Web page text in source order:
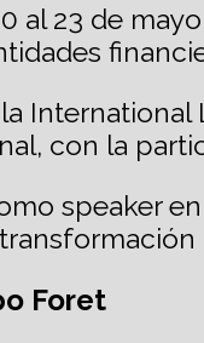
al 23 de
con la
speaker
Foret